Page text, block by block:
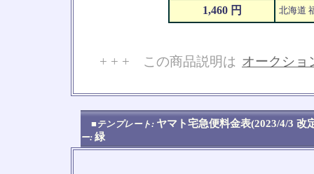
1,460 円 北海道
+ + + この商品説明は オークショ
■テンプレート: ヤマト宅急便料金表(2023/4/3
ー: 緑